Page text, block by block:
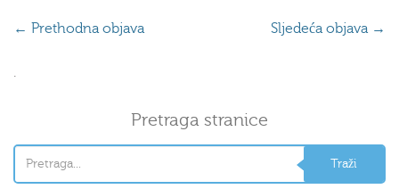
← Prethodna objava Sljedeća objava →
.
Pretraga stranice